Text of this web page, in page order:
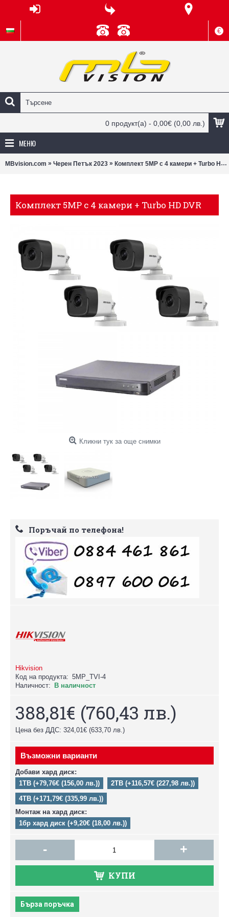
€
0 продукт(а) - 0,00€ (0,00 лв.)
МЕНЮ
MBvision.com » Черен Петък 2023 » Комплект 5MP с 4 камери + Turbo HD DVR
Комплект 5MP с 4 камери + Turbo HD DVR
Кликни тук за още снимки
Поръчай по телефона!
Hikvision
Код на продукта: 5MP_TVI-4
Наличност:
В наличност
388,81€ (760,43 лв.)
Цена без ДДС: 324,01€ (633,70 лв.)
Възможни варианти
Добави хард диск:
1TB (+79,76€ (156,00 лв.))
2TB (+116,57€ (227,98 лв.))
4TB (+171,79€ (335,99 лв.))
Монтаж на хард диск:
1бр хард диск (+9,20€ (18,00 лв.))
- +
КУПИ
Бърза поръчка